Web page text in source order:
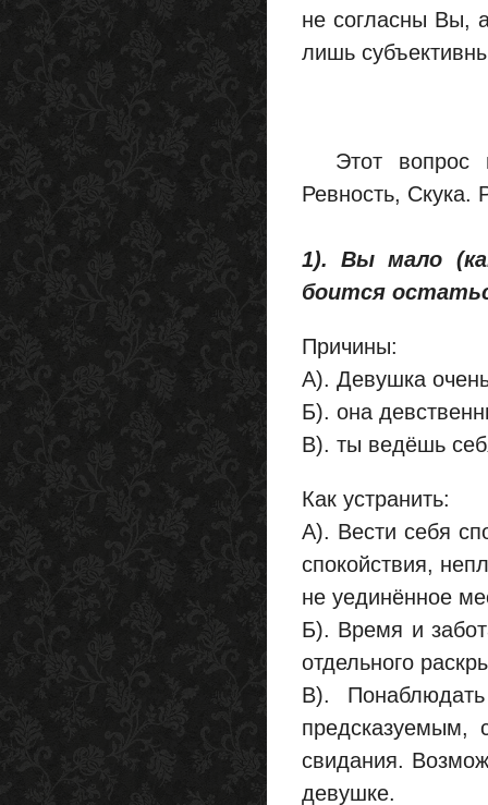
не согласны Вы,
лишь
Этот вопрос
Ревность, Скука.
1). Вы мало
боится
Причины:
А). Девушка
Б). она
В). ты ведёшь
Как устранить:
А). Вести себя
спокойствия,
не уединённое
Б). Время и
отдельного
В).
предсказуемым,
свидания.
девушке.